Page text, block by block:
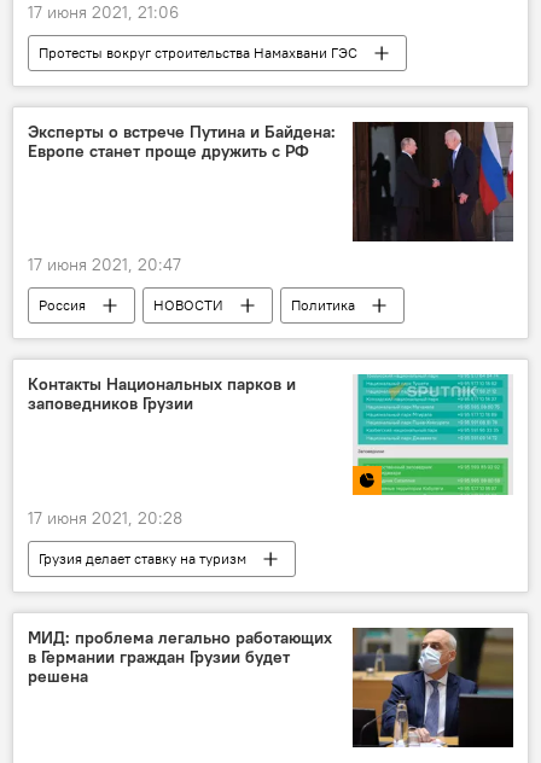
17 июня 2021, 21:06
Протесты вокруг строительства Намахвани ГЭС
ОБЩЕСТВО
Грузия
ЭКОНОМИКА
НОВОСТИ
ГЭС Протест
Эксперты о встрече Путина и Байдена:
Европе станет проще дружить с РФ
17 июня 2021, 20:47
Россия НОВОСТИ
Политика
В мире
США
Джо Байден
Владимир Путин
Контакты Национальных парков и
заповедников Грузии
17 июня 2021, 20:28
Грузия делает ставку на туризм
Инфографика
Мультимедиа
ТУРИЗМ
Грузия
КУЛЬТУРА
Туристы
МИД: проблема легально работающих
в Германии граждан Грузии будет
решена